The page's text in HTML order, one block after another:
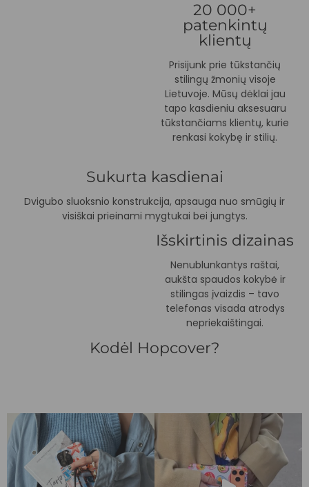
20 000+
patenkintų
klientų
Prisijunk prie tūkstančių
stilingų žmonių visoje
Lietuvoje. Mūsų dėklai jau
tapo kasdieniu aksesuaru
tūkstančiams klientų, kurie
renkasi kokybę ir stilių.
Sukurta kasdienai
Dvigubo sluoksnio konstrukcija, apsauga nuo smūgių ir
visiškai prieinami mygtukai bei jungtys.
Išskirtinis dizainas
Nenublunkantys raštai,
aukšta spaudos kokybė ir
stilingas įvaizdis – tavo
telefonas visada atrodys
nepriekaištingai.
Kodėl Hopcover?